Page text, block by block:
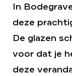
In
deze
De glazen
voor dat je
deze